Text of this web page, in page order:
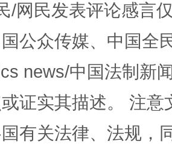
/网民发表评论感言
公众传媒、中国全
news/中国法制新
证实其描述。 注
有关法律、法规，